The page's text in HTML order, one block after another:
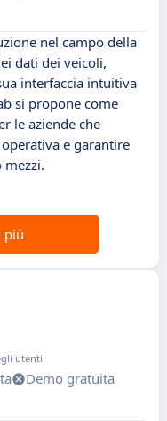
nel campo della
dati dei veicoli,
interfaccia intuitiva
si propone come
le aziende che
e garantire
più
utenti
Demo gratuita